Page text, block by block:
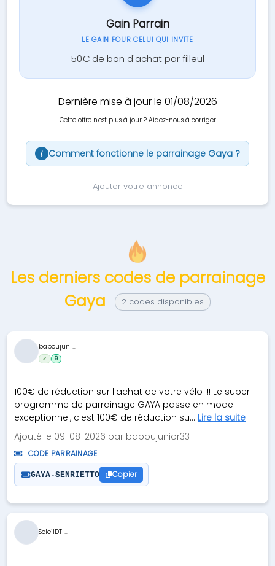
Gain Parrain
LE GAIN POUR CELUI QUI INVITE
50€ de bon d'achat par filleul
Dernière mise à jour le 01/08/2026
Cette offre n'est plus à jour ? Aidez-nous à corriger
i Comment fonctionne le parrainage Gaya ?
Ajouter votre annonce
Les derniers codes de parrainage
Gaya
2 codes disponibles
100€ de réduction sur l'achat de votre vélo !!! Le super
programme de parrainage GAYA passe en mode
exceptionnel, c'est 100€ de réduction su... Lire la suite
Ajouté le 09-08-2026 par baboujunior33
CODE PARRAINAGE
GAYA-SENRIETTO Copier
baboujuni...
✓ 9
SoleilDTl...